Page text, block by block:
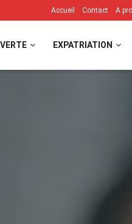
Accueil Contact A
EXPATRIATION